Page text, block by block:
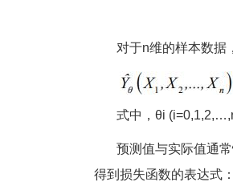
对于n维的样本数据，
式中，θi (i=0,1,2,…,n)
预测值与实际值通常
得到损失函数的表达式：